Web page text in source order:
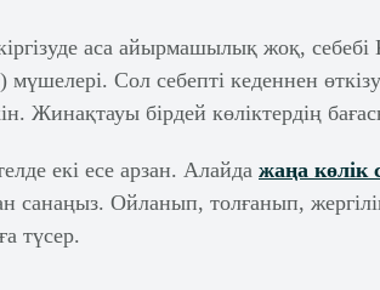
аса айырмашылық жоқ,
Сол себепті кеденнен
Жинақтауы бірдей көліктердің
екі есе арзан. Алайда жаңа көлік
санаңыз. Ойланып, толғанып,
түсер.